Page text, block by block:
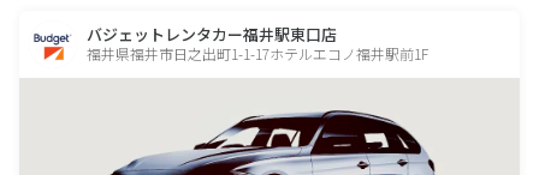
バジェットレンタカー福井駅東口店
福井県福井市日之出町1-1-17ホテルエコノ福井駅前1F